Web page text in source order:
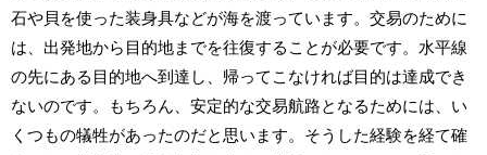
石や貝を使った装身具などが海を渡っています。交易のために
は、出発地から目的地までを往復することが必要です。水平線
の先にある目的地へ到達し、帰ってこなければ目的は達成でき
ないのです。もちろん、安定的な交易航路となるためには、い
くつもの犠牲があったのだと思います。そうした経験を経て確